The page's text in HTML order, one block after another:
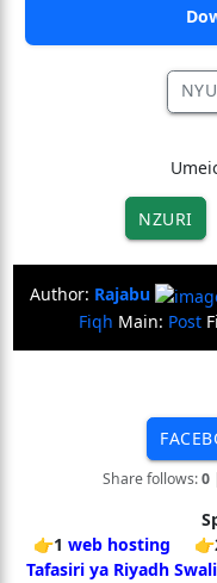
NZURI
Author: Rajabu
Fiqh Main: Post
Share follows:0|
👉1 web hosting
Tafasiri ya Riyadh